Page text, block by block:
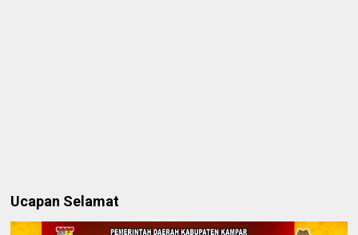
Ucapan Selamat